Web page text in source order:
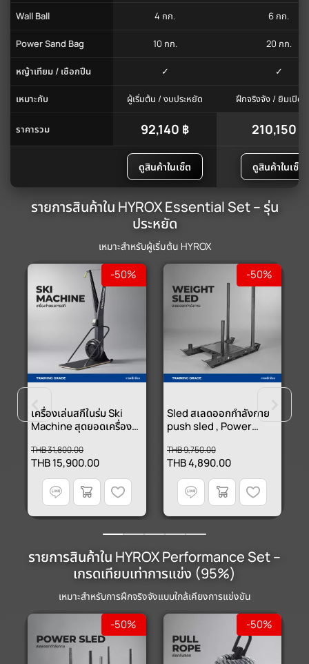
Wall Ball 4 กก. 6 กก.
Power Sand Bag 10 กก. 20 กก.
หญ้าเทียม / เชือกปีน ✓ ✓
เหมาะกับ ผู้เริ่มต้น / งบประหยัด ฝึกจริงจัง / ยิมเปิดค
ราคารวม 92,140 ฿ 210,150 ฿
ดูสินค้าในเซ็ต ดูสินค้าในเซ็ต
รายการสินค้าใน HYROX Essential Set – รุ่น
ประหยัด
เหมาะสำหรับผู้เริ่มต้น HYROX
-50%
เครื่องเล่นสกีในร่ม Ski
Machine สุดยอดเครื่อง
THB 15,900.00
THB 31,800.00
-50%
Sled สเลดออกกำลังกาย
push sled , Power
THB 4,890.00
THB 9,750.00
รายการสินค้าใน HYROX Performance Set –
เกรดเทียบเท่าการแข่ง (95%)
เหมาะสำหรับการฝึกจริงจังแบบใกล้เคียงการแข่งขัน
-50% -50%